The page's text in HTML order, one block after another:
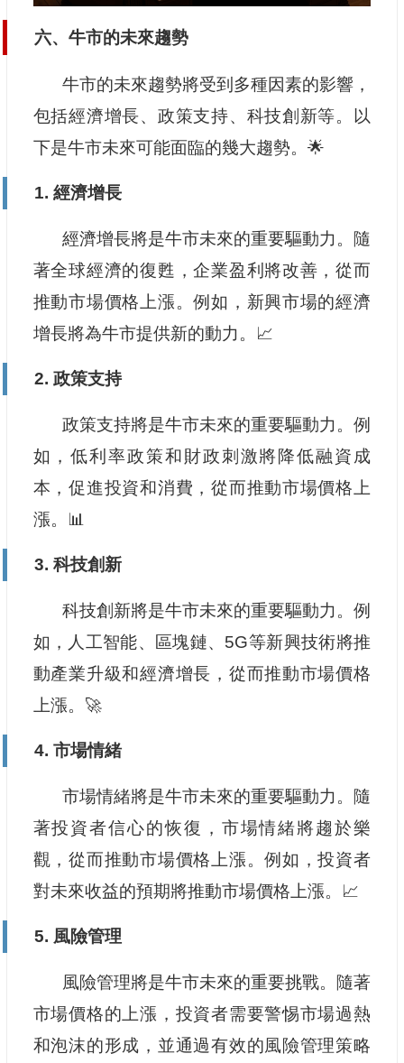
六、牛市的未來趨勢
牛市的未來趨勢將受到多種因素的影響，
包括經濟增長、政策支持、科技創新等。以
下是牛市未來可能面臨的幾大趨勢。🌟
1. 經濟增長
經濟增長將是牛市未來的重要驅動力。隨
著全球經濟的復甦，企業盈利將改善，從而
推動市場價格上漲。例如，新興市場的經濟
增長將為牛市提供新的動力。📈
2. 政策支持
政策支持將是牛市未來的重要驅動力。例
如，低利率政策和財政刺激將降低融資成
本，促進投資和消費，從而推動市場價格上
漲。📊
3. 科技創新
科技創新將是牛市未來的重要驅動力。例
如，人工智能、區塊鏈、5G等新興技術將推
動產業升級和經濟增長，從而推動市場價格
上漲。🚀
4. 市場情緒
市場情緒將是牛市未來的重要驅動力。隨
著投資者信心的恢復，市場情緒將趨於樂
觀，從而推動市場價格上漲。例如，投資者
對未來收益的預期將推動市場價格上漲。📈
5. 風險管理
風險管理將是牛市未來的重要挑戰。隨著
市場價格的上漲，投資者需要警惕市場過熱
和泡沫的形成，並通過有效的風險管理策略